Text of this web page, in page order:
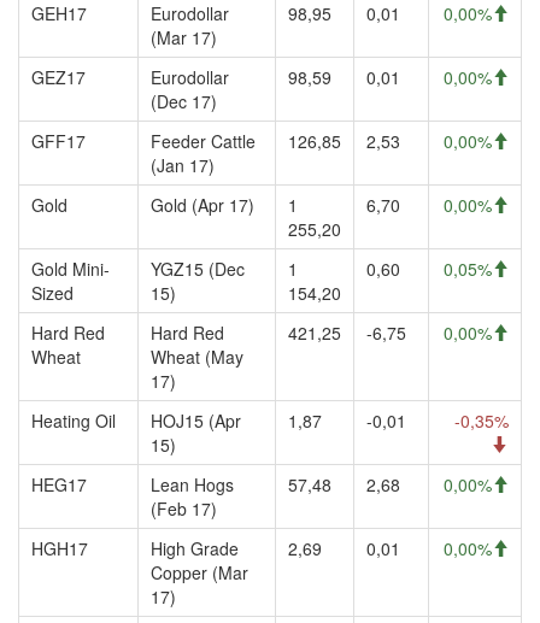
GEH17
Eurodollar
(Mar 17)
98,95 0,01 0,00%
GEZ17
Eurodollar
(Dec 17)
98,59 0,01 0,00%
GFF17
Feeder Cattle
(Jan 17)
126,85 2,53 0,00%
Gold Gold (Apr 17)
1
255,20
6,70 0,00%
Gold Mini-
Sized
YGZ15 (Dec
15)
1
154,20
0,60 0,05%
Hard Red
Wheat
Hard Red
Wheat (May
17)
421,25 -6,75 0,00%
Heating Oil
HOJ15 (Apr
15)
1,87 -0,01 -0,35%
HEG17
Lean Hogs
(Feb 17)
57,48 2,68 0,00%
HGH17
High Grade
Copper (Mar
17)
2,69 0,01 0,00%